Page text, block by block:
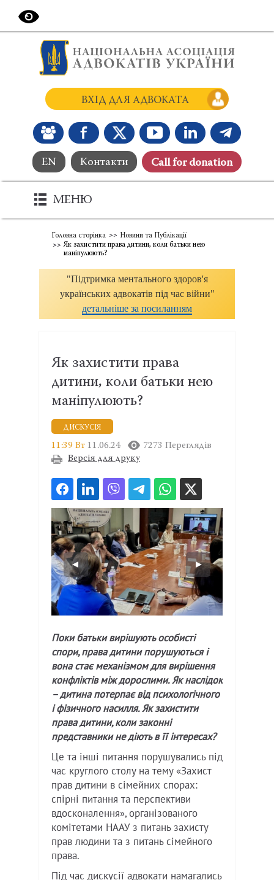
EN Контакти Сall for donation
ВХІД ДЛЯ АДВОКАТА
МЕНЮ
Головна сторінка
Новини та Публікації
Як захистити права дитини, коли батьки нею
маніпулюють?
"Підтримка ментального здоров'я
українських адвокатів під час війни"
детальніше за посиланням
Як захистити права
дитини, коли батьки нею
маніпулюють?
ДИСКУСІЯ
11:39 Вт 11.06.24
7273 Переглядів
Версія для друку
Поки батьки вирішують особисті
спори, права дитини порушуються і
вона стає механізмом для вирішення
конфліктів між дорослими. Як наслідок
– дитина потерпає від психологічного
і фізичного насилля. Як захистити
права дитини, коли законні
представники не діють в її інтересах?
Це та інші питання порушувались під
час круглого столу на тему «Захист
прав дитини в сімейних спорах:
спірні питання та перспективи
вдосконалення», організованого
комітетами НААУ з питань захисту
прав людини та з питань сімейного
права.
Під час дискусії адвокати намагались